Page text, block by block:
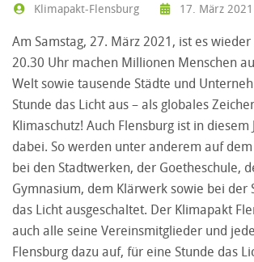
Klimapakt-Flensburg 17. März 2021
Am Samstag, 27. März 2021, ist es
20.30 Uhr machen Millionen Menschen
Welt sowie tausende Städte und
Stunde das Licht aus – als globales
Klimaschutz! Auch Flensburg ist in
dabei. So werden unter anderem auf
bei den Stadtwerken, der Goetheschule,
Gymnasium, dem Klärwerk sowie bei der
das Licht ausgeschaltet. Der Klimapakt
auch alle seine Vereinsmitglieder und
Flensburg dazu auf, für eine Stunde das